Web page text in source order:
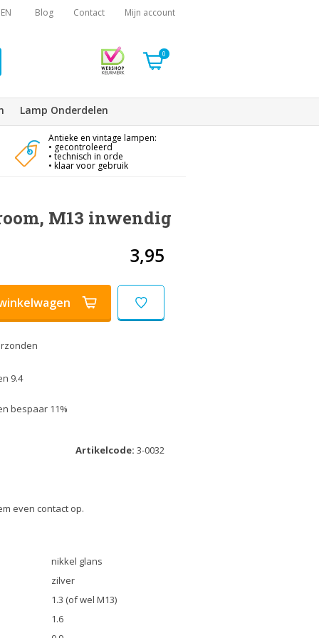
EN Blog Contact Mijn account
0
Lamp Onderdelen
Antieke en vintage lampen:
• gecontroleerd
• technisch in orde
• klaar voor gebruik
M13 inwendig
3,95
9.4
bespaar 11%
Artikelcode: 3-0032
even contact op.
nikkel glans
zilver
1.3 (of wel M13)
1.6